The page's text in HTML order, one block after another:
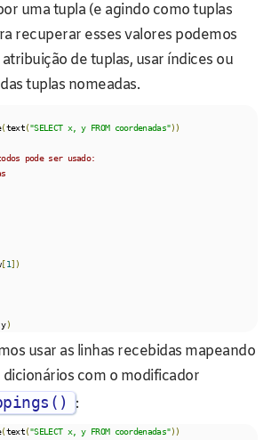
uma tupla (e agindo como tuplas
recuperar esses valores podemos
de tuplas, usar índices ou
tuplas nomeadas.
(text("SELECT x, y FROM coordenadas"))
pode ser usado:
[1])
y)
usar as linhas recebidas mapeando
com o modificador
:
(text("SELECT x, y FROM coordenadas"))